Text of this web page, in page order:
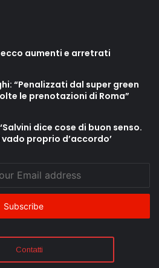
aumenti e arretrati
“Penalizzati dal super green
le prenotazioni di Roma”
dice cose di buon senso.
proprio d’accordo’
Contatti